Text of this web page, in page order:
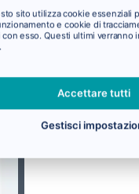
sito utilizza cookie essenziali
e cookie di
con esso. Questi ultimi verranno
Accettare tutti
Gestisci